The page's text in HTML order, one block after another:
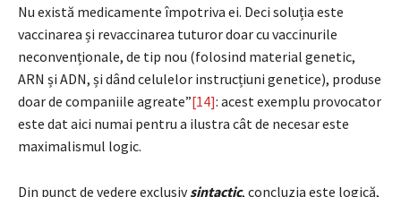
Nu există medicamente împotriva ei. Deci soluția este
vaccinarea și revaccinarea tuturor doar cu vaccinurile
neconvenționale, de tip nou (folosind material genetic,
ARN și ADN, și dând celulelor instrucțiuni genetice), produse
doar de companiile agreate”[14]: acest exemplu provocator
este dat aici numai pentru a ilustra cât de necesar este
maximalismul logic.
Din punct de vedere exclusivsintactic, concluzia este logică,